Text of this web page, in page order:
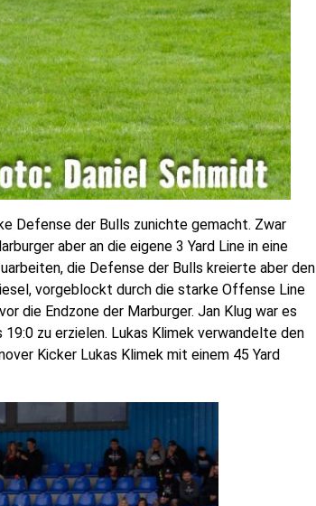
Defense der Bulls zunichte gemacht. Zwar
aber an die eigene 3 Yard Line in eine
die Defense der Bulls kreierte aber den
vorgeblockt durch die starke Offense Line
die Endzone der Marburger. Jan Klug war es
zu erzielen. Lukas Klimek verwandelte den
Kicker Lukas Klimek mit einem 45 Yard